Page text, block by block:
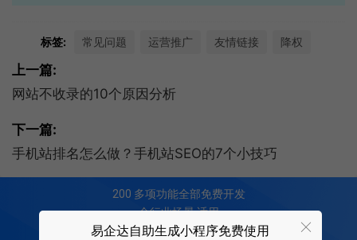
标签: 常见问题 运营推广 友情链接 降权
上一篇:
网站不收录的10个原因分析
下一篇:
手机站排名怎么做？手机站SEO的7个小技巧
200 多项功能全部免费开发
全行业场景 适用
0 成本 0 门槛 一键生成
易企达自助生成小程序免费使用